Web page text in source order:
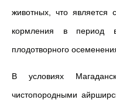
животных, что
кормления в период
плодотворного
В условиях
чистопородными